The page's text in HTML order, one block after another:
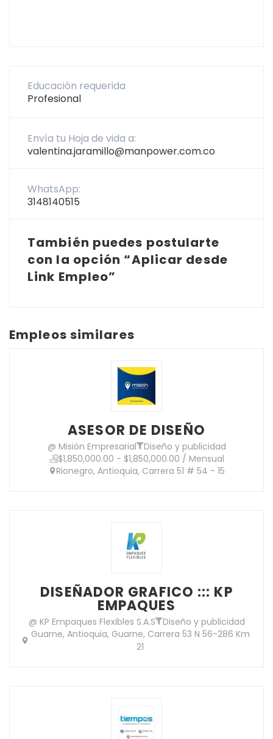
Educación requerida
Profesional
Envía tu Hoja de vida a:
valentina.jaramillo@manpower.com.co
WhatsApp:
3148140515
También puedes postularte
con la opción “Aplicar desde
Link Empleo”
Empleos similares
ASESOR DE DISEÑO
@ Misión Empresarial
Diseño y publicidad
$1,850,000.00 - $1,850,000.00 / Mensual
Rionegro, Antioquia, Carrera 51 # 54 - 15
DISEÑADOR GRAFICO ::: KP
EMPAQUES
@ KP Empaques Flexibles S.A.S
Diseño y publicidad
Guarne, Antioquia, Guarne, Carrera 53 N 56-286 Km
21